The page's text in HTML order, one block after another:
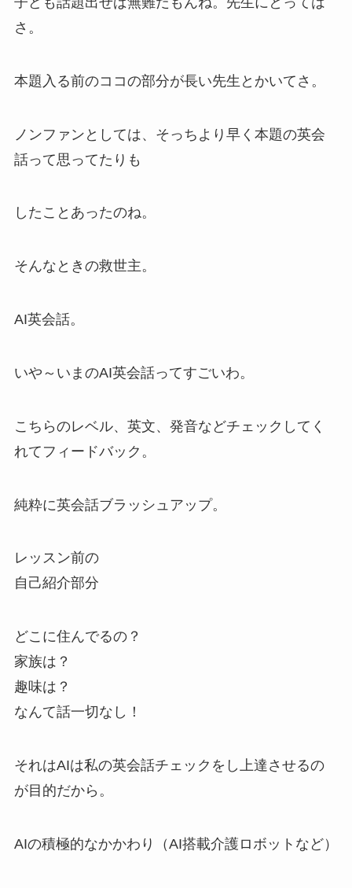
さ。
本題入る前のココの部分が長い先生とかいてさ。
ノンファンとしては、そっちより早く本題の英会
話って思ってたりも
したことあったのね。
そんなときの救世主。
AI英会話。
いや～いまのAI英会話ってすごいわ。
こちらのレベル、英文、発音などチェックしてく
れてフィードバック。
純粋に英会話ブラッシュアップ。
レッスン前の
自己紹介部分
どこに住んでるの？
家族は？
趣味は？
なんて話一切なし！
それはAIは私の英会話チェックをし上達させるの
が目的だから。
AIの積極的なかかわり（AI搭載介護ロボットなど）